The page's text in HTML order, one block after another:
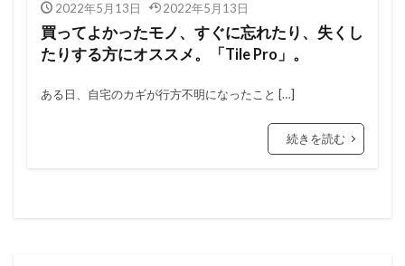
2022年5月13日 2022年5月13日
買ってよかったモノ、すぐに忘れたり、失くし
たりする方にオススメ。「Tile Pro」。
ある日、自宅のカギが行方不明になったこと […]
続きを読む